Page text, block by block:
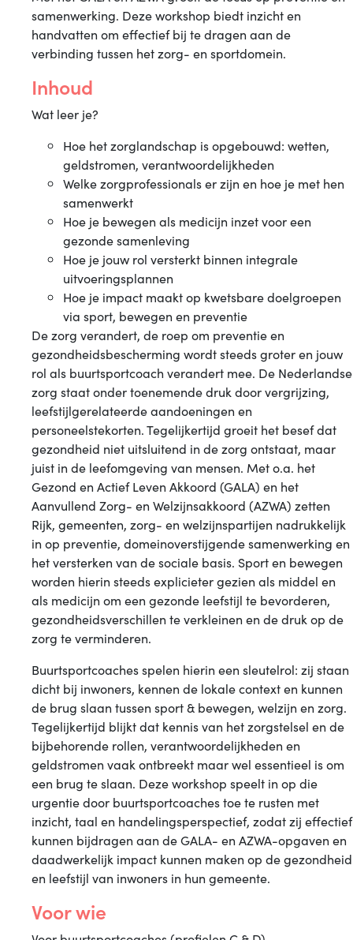
nou
samenwerking. Deze workshop biedt inzicht en
handvatten om effectief bij te dragen aan de
verbinding tussen het zorg- en sportdomein.
Inhoud
Wat leer je?
Hoe het zorglandschap is opgebouwd: wetten,
geldstromen, verantwoordelijkheden
Welke zorgprofessionals er zijn en hoe je met hen
samenwerkt
Hoe je bewegen als medicijn inzet voor een
gezonde samenleving
Hoe je jouw rol versterkt binnen integrale
uitvoeringsplannen
Hoe je impact maakt op kwetsbare doelgroepen
via sport, bewegen en preventie
De zorg verandert, de roep om preventie en
gezondheidsbescherming wordt steeds groter en jouw
rol als buurtsportcoach verandert mee. De Nederlandse
zorg staat onder toenemende druk door vergrijzing,
leefstijlgerelateerde aandoeningen en
personeelstekorten. Tegelijkertijd groeit het besef dat
gezondheid niet uitsluitend in de zorg ontstaat, maar
juist in de leefomgeving van mensen. Met o.a. het
Gezond en Actief Leven Akkoord (GALA) en het
Aanvullend Zorg- en Welzijnsakkoord (AZWA) zetten
Rijk, gemeenten, zorg- en welzijnspartijen nadrukkelijk
in op preventie, domeinoverstijgende samenwerking en
het versterken van de sociale basis. Sport en bewegen
worden hierin steeds explicieter gezien als middel en
als medicijn om een gezonde leefstijl te bevorderen,
gezondheidsverschillen te verkleinen en de druk op de
zorg te verminderen.
Buurtsportcoaches spelen hierin een sleutelrol: zij staan
dicht bij inwoners, kennen de lokale context en kunnen
de brug slaan tussen sport & bewegen, welzijn en zorg.
Tegelijkertijd blijkt dat kennis van het zorgstelsel en de
bijbehorende rollen, verantwoordelijkheden en
geldstromen vaak ontbreekt maar wel essentieel is om
een brug te slaan. Deze workshop speelt in op die
urgentie door buurtsportcoaches toe te rusten met
inzicht, taal en handelingsperspectief, zodat zij effectief
kunnen bijdragen aan de GALA- en AZWA-opgaven en
daadwerkelijk impact kunnen maken op de gezondheid
en leefstijl van inwoners in hun gemeente.
Voor wie